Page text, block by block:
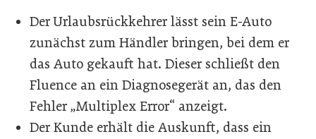
Der Urlaubsrückkehrer lässt sein E-Auto
zunächst zum Händler bringen, bei dem er
das Auto gekauft hat. Dieser schließt den
Fluence an ein Diagnosegerät an, das den
Fehler „Multiplex Error“ anzeigt.
Der Kunde erhält die Auskunft, dass ein